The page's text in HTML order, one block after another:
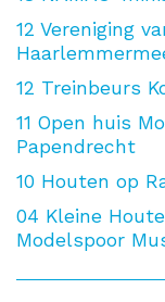
12 Vereniging
12 Treinbeurs
11 Open huis
Papendrecht
10 Houten op
04 Kleine
Modelspoor